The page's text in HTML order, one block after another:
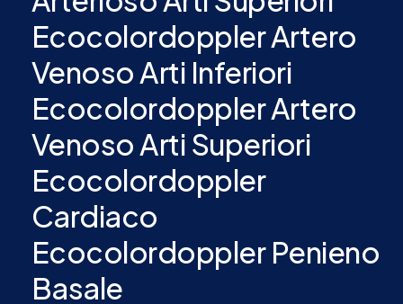
Ecocolordoppler Artero
Venoso Arti Inferiori
Ecocolordoppler Artero
Venoso Arti Superiori
Ecocolordoppler
Cardiaco
Ecocolordoppler Penieno
Basale